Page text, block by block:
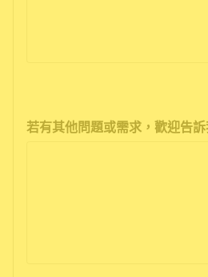
若有其他問題或需求，歡迎告訴